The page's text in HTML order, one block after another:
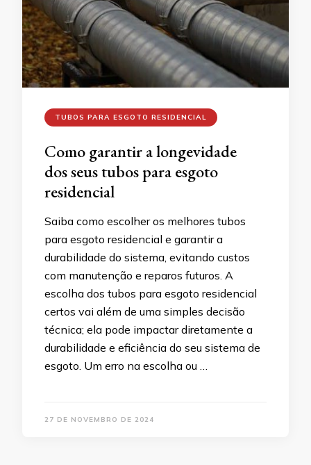
TUBOS PARA ESGOTO RESIDENCIAL
Como garantir a longevidade
dos seus tubos para esgoto
residencial
Saiba como escolher os melhores tubos
para esgoto residencial e garantir a
durabilidade do sistema, evitando custos
com manutenção e reparos futuros. A
escolha dos tubos para esgoto residencial
certos vai além de uma simples decisão
técnica; ela pode impactar diretamente a
durabilidade e eficiência do seu sistema de
esgoto. Um erro na escolha ou …
27 DE NOVEMBRO DE 2024